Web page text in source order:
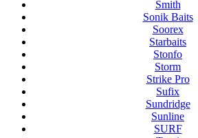
Smith
Sonik Baits
Soorex
Starbaits
Stonfo
Storm
Strike Pro
Sufix
Sundridge
Sunline
SURF